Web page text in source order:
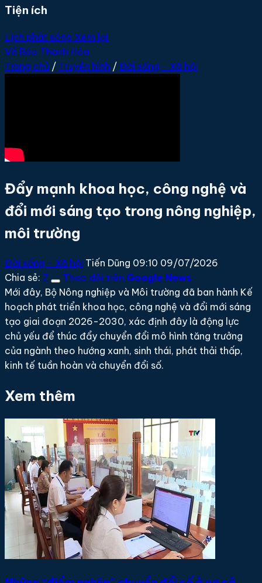
Tiện ích
Lịch phát sóng Xem lại
Về Báo Thanh Hóa
Trang chủ / Truyền hình / Đời sống - Xã hội
Đẩy mạnh khoa học, công nghệ và
đổi mới sáng tạo trong nông nghiệp,
môi trường
Đời sống - Xã hội Tiến Dũng 09:10 09/07/2026
Chia sẻ: Z Theo dõi trên Google News
Mới đây, Bộ Nông nghiệp và Môi trường đã ban hành Kế
hoạch phát triển khoa học, công nghệ và đổi mới sáng
tạo giai đoạn 2026-2030, xác định đây là động lực
chủ yếu để thúc đẩy chuyển đổi mô hình tăng trưởng
của ngành theo hướng xanh, sinh thái, phát thải thấp,
kinh tế tuần hoàn và chuyển đổi số.
Xem thêm